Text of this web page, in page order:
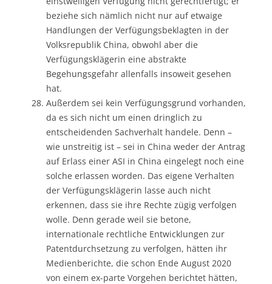
beziehe sich nämlich nicht nur auf etwaige
Handlungen der Verfügungsbeklagten in der
Volksrepublik China, obwohl aber die
Verfügungsklägerin eine abstrakte
Begehungsgefahr allenfalls insoweit gesehen
hat.
Außerdem sei kein Verfügungsgrund vorhanden,
da es sich nicht um einen dringlich zu
entscheidenden Sachverhalt handele. Denn –
wie unstreitig ist – sei in China weder der Antrag
auf Erlass einer ASI in China eingelegt noch eine
solche erlassen worden. Das eigene Verhalten
der Verfügungsklägerin lasse auch nicht
erkennen, dass sie ihre Rechte zügig verfolgen
wolle. Denn gerade weil sie betone,
internationale rechtliche Entwicklungen zur
Patentdurchsetzung zu verfolgen, hätten ihr
Medienberichte, die schon Ende August 2020
von einem ex-parte Vorgehen berichtet hätten,